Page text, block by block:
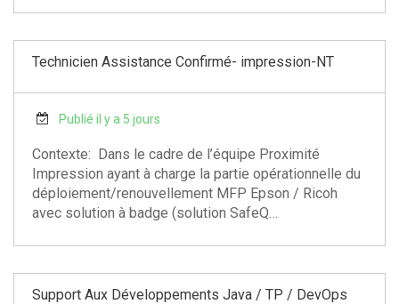
Technicien Assistance Confirmé- impression-NT
Publié il y a 5 jours
Contexte: Dans le cadre de l’équipe Proximité
Impression ayant à charge la partie opérationnelle du
déploiement/renouvellement MFP Epson / Ricoh
avec solution à badge (solution SafeQ…
Support Aux Développements Java / TP / DevOps